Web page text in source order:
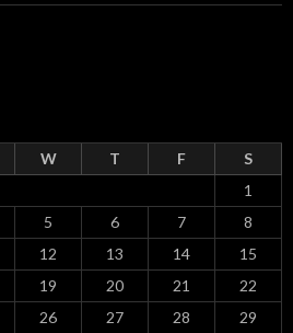
W T F
S
1
5 6 7
8
12 13 14
15
19 20 21
22
26 27 28 29